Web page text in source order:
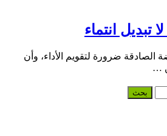
انتماء
الصادقة ضرورة لتقويم الأداء، وأن
…